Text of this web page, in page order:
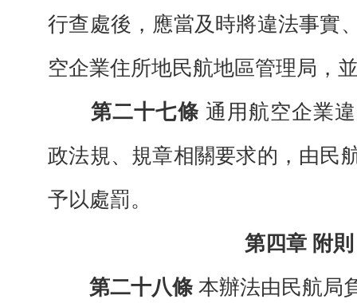
行查處後，應當及時將違法事實
空企業住所地民航地區管理局，
第二十七條 通用航空企業
政法規、 規章相關要求的， 由民
予以處罰。
第四章 附則
第二十八條 本辦法由民航局